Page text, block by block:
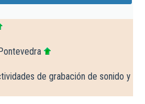
de grabación de sonido y